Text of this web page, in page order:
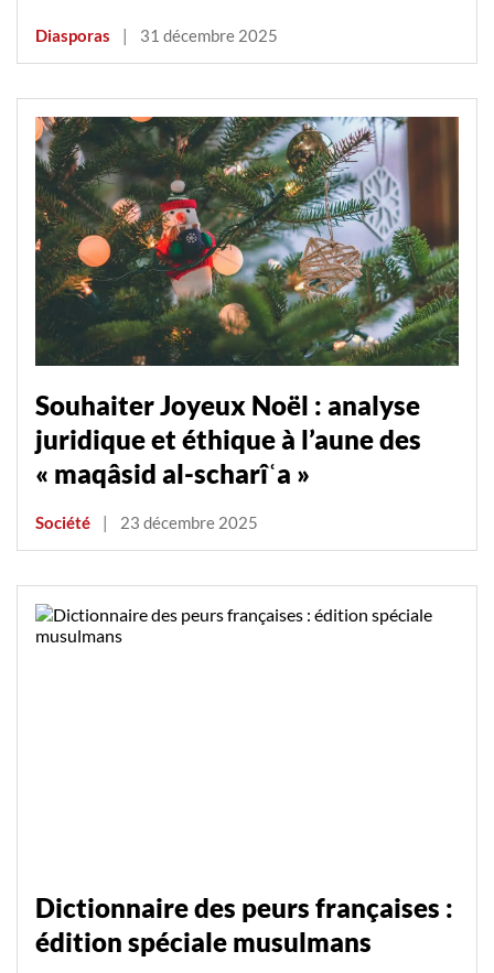
Diasporas | 31 décembre 2025
Souhaiter Joyeux Noël : analyse
juridique et éthique à l’aune des
« maqâsid al-scharîʿa »
Société | 23 décembre 2025
Dictionnaire des peurs françaises :
édition spéciale musulmans